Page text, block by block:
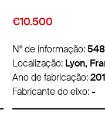
€10.500
N° de informação:
Localização: Lyon,
Ano de fabricação:
Fabricante do eixo:SAF